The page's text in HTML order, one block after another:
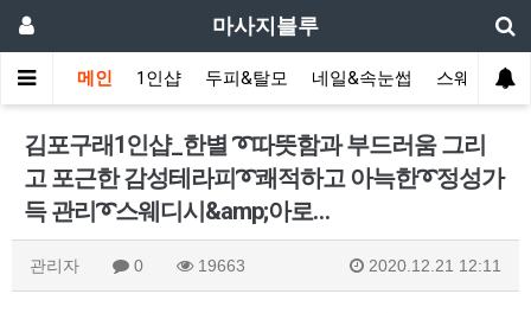
마사지블루
메인 1인샵 두피&탈모 네일&속눈썹 스웨디시(
​김포구래1인샵_한별 ➰따뜻함과 부드러움 그리
고 포근한 감성테라피➰쾌적하고 아늑한➰정성가
득 관리➰스웨디시&amp;아로…
관리자 0 19663 2020.12.21 12:11